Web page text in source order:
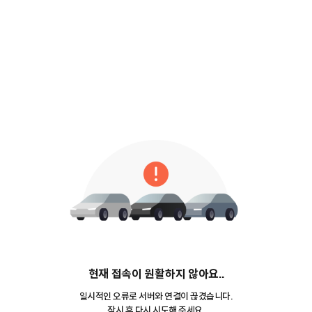
현재 접속이 원활하지 않아요..
일시적인 오류로 서버와 연결이 끊겼습니다.